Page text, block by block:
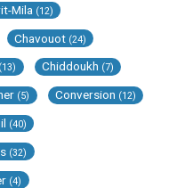
Mila (12)
Chavouot (24)
(13) Chiddoukh (7)
(5) Conversion (12)
(40)
(32)
(4)